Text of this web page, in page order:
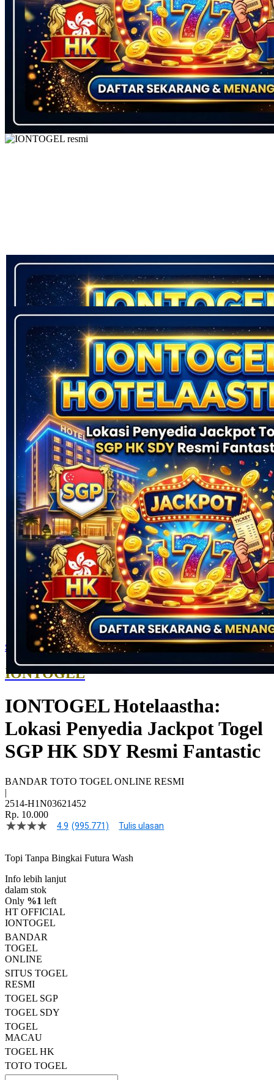
Skip to the beginning of the images gallery
IONTOGEL
IONTOGEL Hotelaastha:
Lokasi Penyedia Jackpot Togel
SGP HK SDY Resmi Fantastic
BANDAR TOTO TOGEL ONLINE RESMI
|
2514-H1N03621452
Rp. 10.000
4.9
bintang,
rating
rata-
rata.
Read
13
Reviews.
Tautan
halaman
yang
sama.
4.9 (995.771) Tulis ulasan
Topi Tanpa Bingkai Futura Wash
Info lebih lanjut
dalam stok
Only %1 left
HT OFFICIAL
IONTOGEL
BANDAR
TOGEL
ONLINE
SITUS TOGEL
RESMI
TOGEL SGP
TOGEL SDY
TOGEL
MACAU
TOGEL HK
TOTO TOGEL